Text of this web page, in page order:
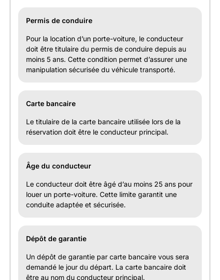
Permis de conduire
Pour la location d’un porte-voiture, le conducteur
doit être titulaire du permis de conduire depuis au
moins 5 ans. Cette condition permet d’assurer une
manipulation sécurisée du véhicule transporté.
Carte bancaire
Le titulaire de la carte bancaire utilisée lors de la
réservation doit être le conducteur principal.
Âge du conducteur
Le conducteur doit être âgé d’au moins 25 ans pour
louer un porte-voiture. Cette limite garantit une
conduite adaptée et sécurisée.
Dépôt de garantie
Un dépôt de garantie par carte bancaire vous sera
demandé le jour du départ. La carte bancaire doit
être au nom du conducteur principal.